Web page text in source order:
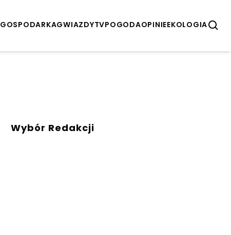
GOSPODARKAGWIAZDYTVPOGODAOPINIEEKOLOGIA
Wybór Redakcji